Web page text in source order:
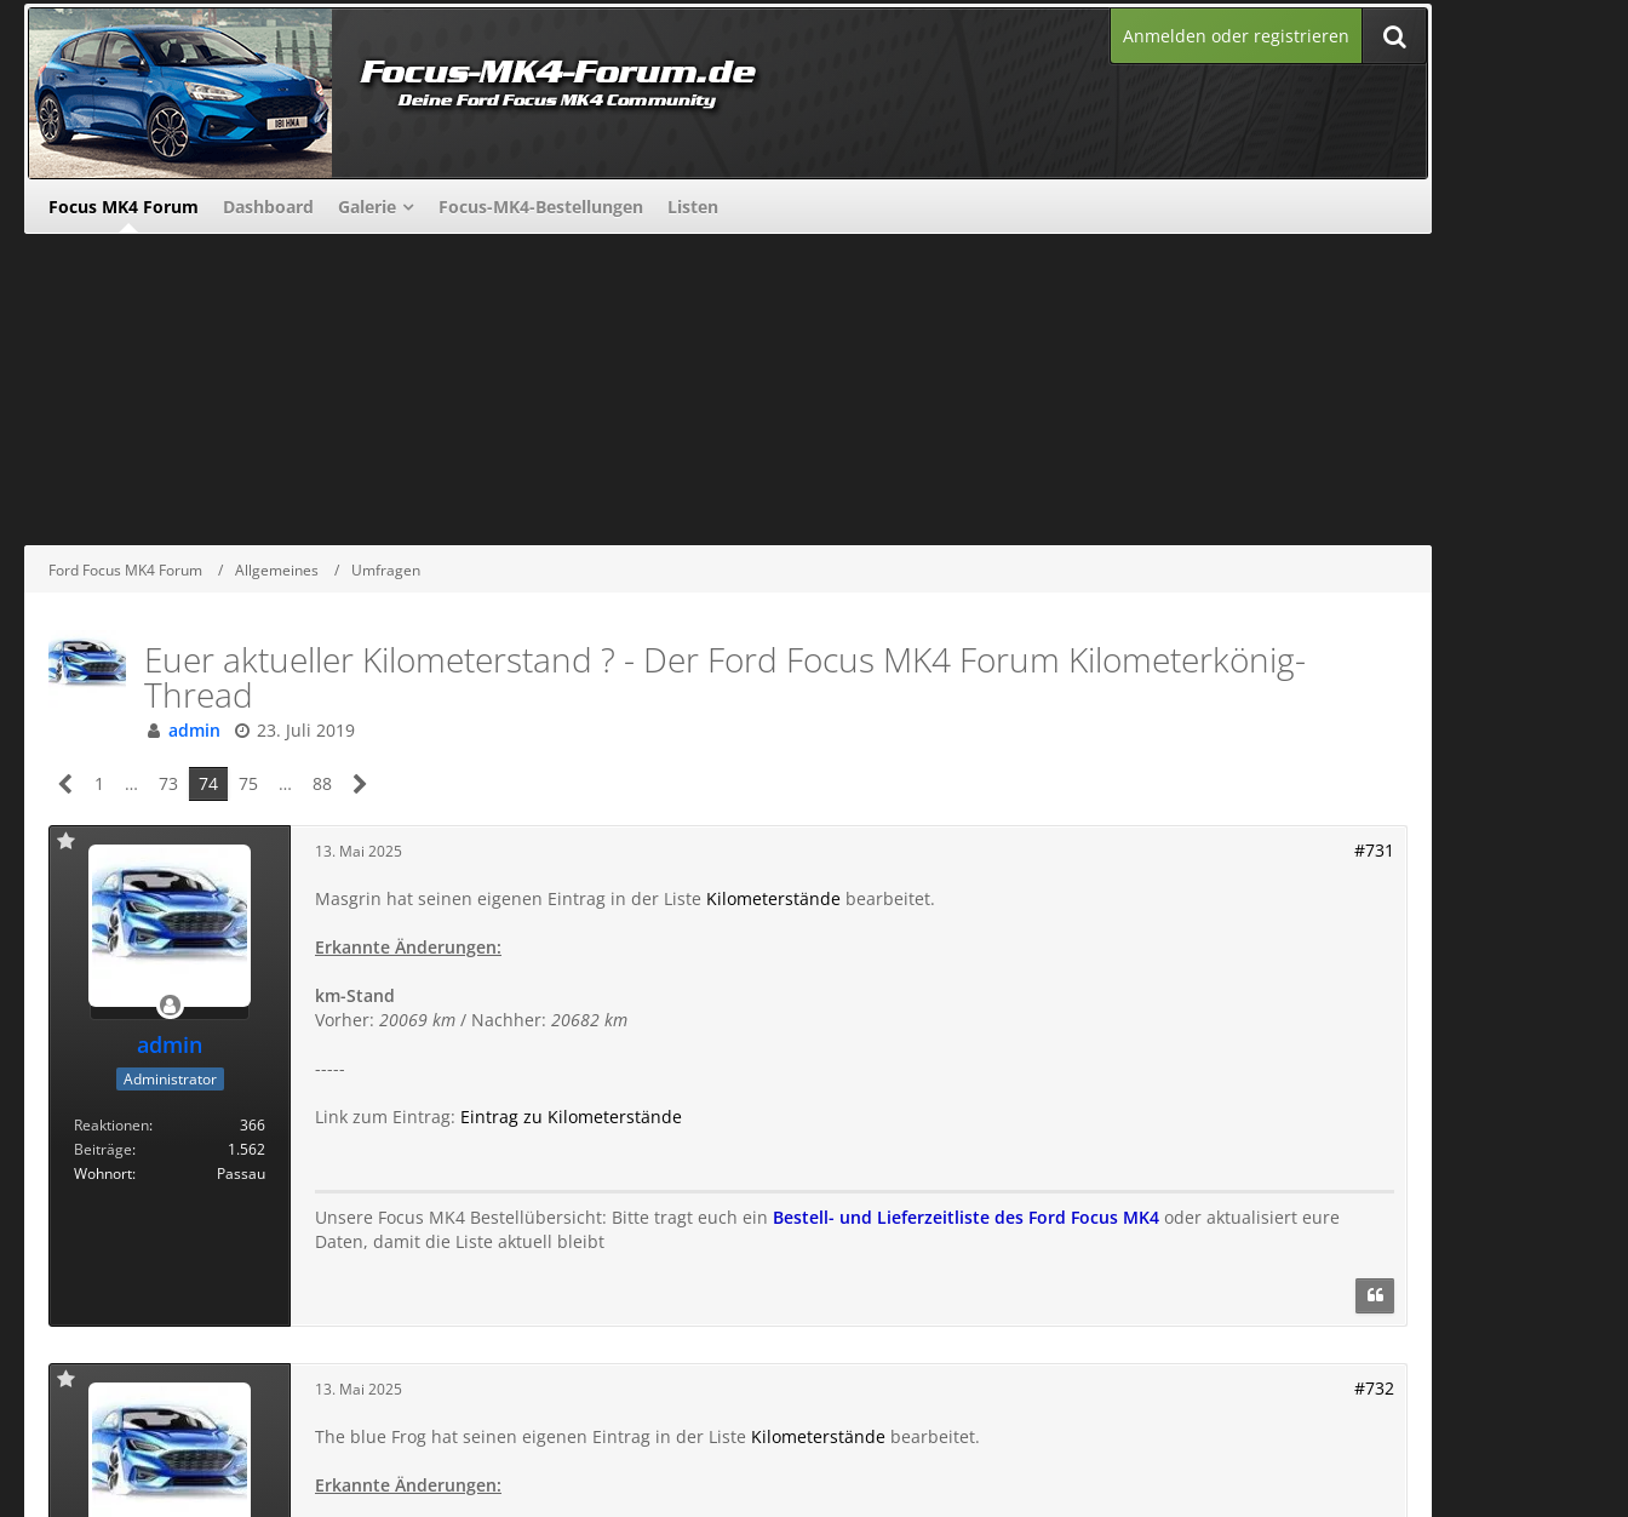
Anmelden oder registrieren
Focus MK4 Forum Dashboard Galerie Focus-MK4-Bestellungen Listen
Ford Focus MK4 Forum Allgemeines Umfragen
Euer aktueller Kilometerstand ? - Der Ford Focus MK4 Forum Kilometerkönig-
Thread
admin 23. Juli 2019
1 … 73 74 75 … 88
admin
Administrator
Reaktionen
366
Beiträge
1.562
Wohnort
Passau
13. Mai 2025 #731
Masgrin hat seinen eigenen Eintrag in der Liste Kilometerstände bearbeitet.
Erkannte Änderungen:
km-Stand
Vorher: 20069 km / Nachher: 20682 km
-----
Link zum Eintrag: Eintrag zu Kilometerstände
Unsere Focus MK4 Bestellübersicht: Bitte tragt euch ein Bestell- und Lieferzeitliste des Ford Focus MK4 oder aktualisiert eure
Daten, damit die Liste aktuell bleibt
13. Mai 2025 #732
The blue Frog hat seinen eigenen Eintrag in der Liste Kilometerstände bearbeitet.
Erkannte Änderungen: